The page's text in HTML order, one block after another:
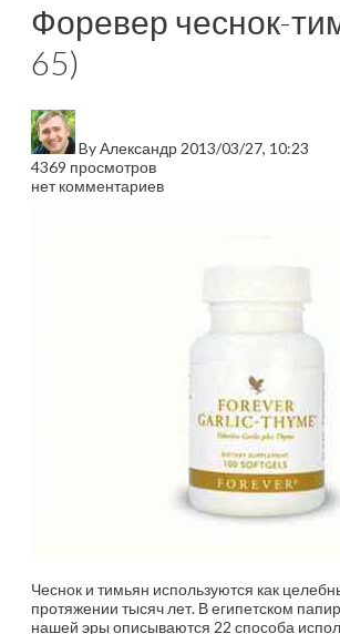
Форевер чеснок-
65)
ByАлександр 2013/03/27, 10:23
4369 просмотров
нет комментариев
Чеснок и тимьян используются как
протяжении тысяч лет. В египетском
нашей эры описываются 22 способа